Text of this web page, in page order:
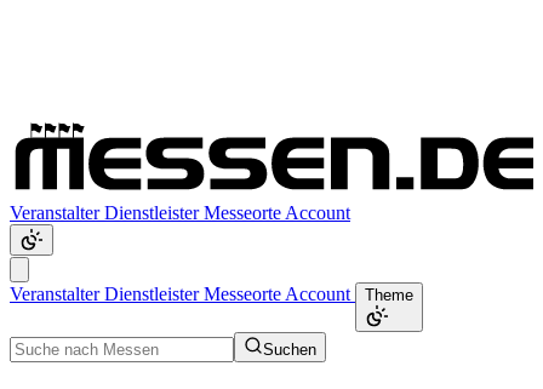
VeranstalterDienstleisterMesseorte Account
VeranstalterDienstleisterMesseorte Account Theme
Suchen